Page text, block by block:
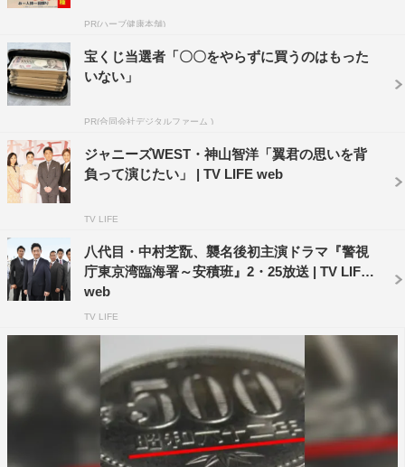
ジャニーズ
ステージ 神山智洋
PR(ハーブ健康本舗)
宝くじ当選者「〇〇をやらずに買うのはもった
いない」
PR(合同会社デジタルファーム )
ジャニーズWEST・神山智洋「翼君の思いを背
負って演じたい」 | TV LIFE web
TV LIFE
八代目・中村芝翫、襲名後初主演ドラマ『警視
庁東京湾臨海署～安積班』2・25放送 | TV LIFE
web
TV LIFE